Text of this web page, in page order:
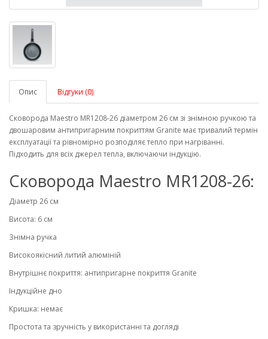
Опис Відгуки (0)
Сковорода Maestro MR1208-26 діаметром 26 см зі знімною ручкою та
двошаровим антипригарним покриттям Granite має тривалий термін
експлуатації та рівномірно розподіляє тепло при нагріванні.
Підходить для всіх джерел тепла, включаючи індукцію.
Сковорода Maestro MR1208-26:
Діаметр 26 см
Висота: 6 см
Знімна ручка
Високоякісний литий алюміній
Внутрішнє покриття: антипригарне покриття Granite
Індукційне дно
Кришка: немає
Простота та зручність у використанні та догляді